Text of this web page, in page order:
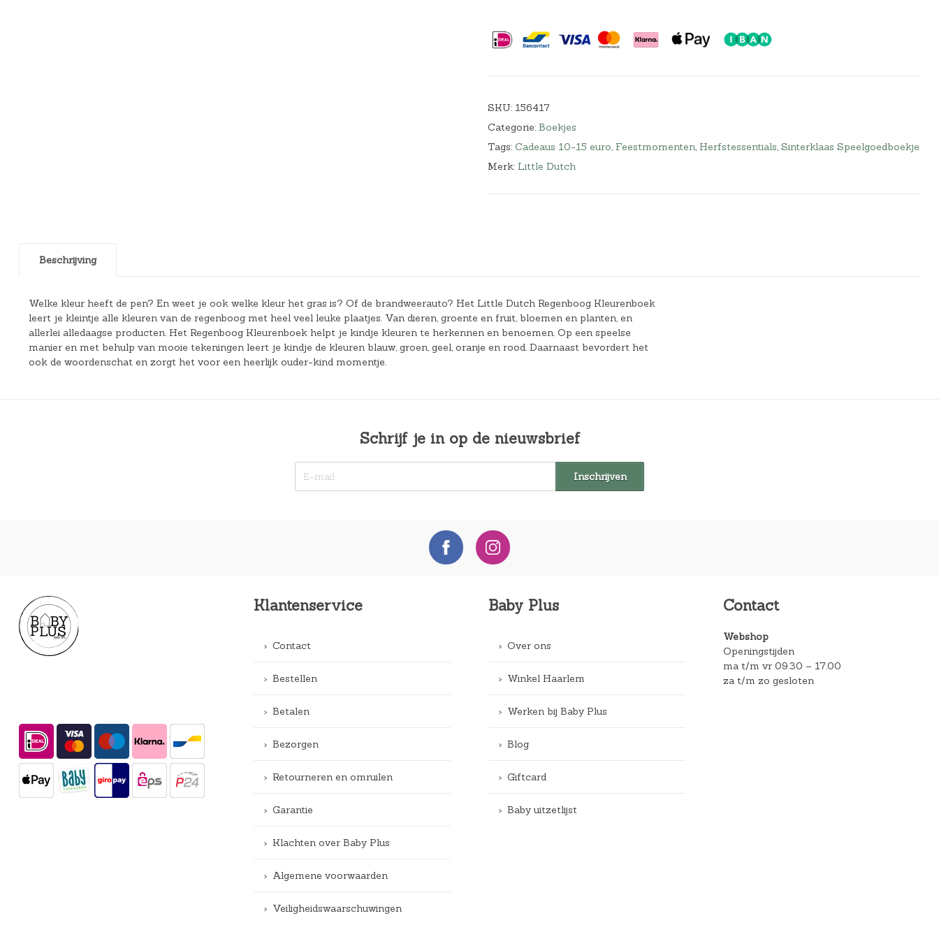
SKU: 156417
Categorie: Boekjes
Tags: Cadeaus 10-15 euro, Feestmomenten, Herfstessentials, Sinterklaas Speelgoedboekje
Merk: Little Dutch
Beschrijving
Welke kleur heeft de pen? En weet je ook welke kleur het gras is? Of de brandweerauto? Het Little Dutch Regenboog Kleurenboek
leert je kleintje alle kleuren van de regenboog met heel veel leuke plaatjes. Van dieren, groente en fruit, bloemen en planten, en
allerlei alledaagse producten. Het Regenboog Kleurenboek helpt je kindje kleuren te herkennen en benoemen. Op een speelse
manier en met behulp van mooie tekeningen leert je kindje de kleuren blauw, groen, geel, oranje en rood. Daarnaast bevordert het
ook de woordenschat en zorgt het voor een heerlijk ouder-kind momentje.
Schrijf je in op de nieuwsbrief
Klantenservice
Contact
Bestellen
Betalen
Bezorgen
Retourneren en omruilen
Garantie
Klachten over Baby Plus
Algemene voorwaarden
Veiligheidswaarschuwingen
Baby Plus
Over ons
Winkel Haarlem
Werken bij Baby Plus
Blog
Giftcard
Baby uitzetlijst
Contact
Webshop
Openingstijden
ma t/m vr 09.30 – 17.00
za t/m zo gesloten